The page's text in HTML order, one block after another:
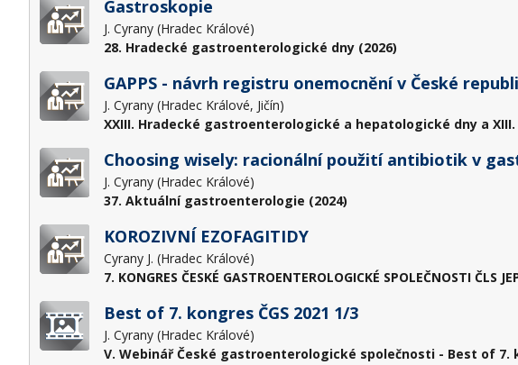
Gastroskopie
J. Cyrany (Hradec Králové)
28. Hradecké gastroenterologické dny (2026)
GAPPS - návrh registru onemocnění v České
J. Cyrany (Hradec Králové, Jičín)
XXIII. Hradecké gastroenterologické a hepatologické dny a
Choosing wisely: racionální použití antibiotik v
J. Cyrany (Hradec Králové)
37. Aktuální gastroenterologie (2024)
KOROZIVNÍ EZOFAGITIDY
Cyrany J. (Hradec Králové)
7. KONGRES ČESKÉ GASTROENTEROLOGICKÉ SPOLEČNOSTI ČLS
Best of 7. kongres ČGS 2021 1/3
J. Cyrany (Hradec Králové)
V. Webinář České gastroenterologické společnosti - Best of 7.